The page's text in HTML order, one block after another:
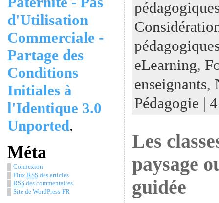
d'Utilisation
Commerciale -
Partage des
Conditions
Initiales à
l'Identique 3.0
Unported.
Méta
Connexion
Flux RSSdes articles
RSSdes commentaires
Site de WordPress-FR
eLearning,
enseignants,
Pédagogie |
Les
paysage
guidée